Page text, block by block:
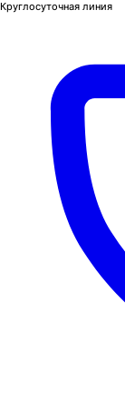
Круглосуточная линия